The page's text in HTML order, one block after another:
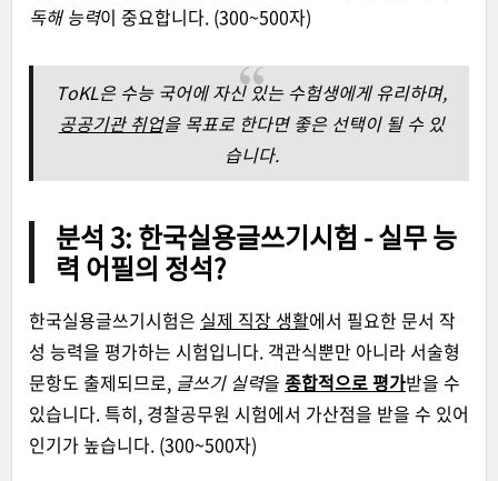
독해 능력이 중요합니다. (300~500자)
ToKL은 수능 국어에 자신 있는 수험생에게 유리하며,
공공기관 취업을 목표로 한다면 좋은 선택이 될 수 있
습니다.
분석 3: 한국실용글쓰기시험 - 실무 능
력 어필의 정석?
한국실용글쓰기시험은 실제 직장 생활에서 필요한 문서 작
성 능력을 평가하는 시험입니다. 객관식뿐만 아니라 서술형
문항도 출제되므로, 글쓰기 실력을 종합적으로 평가받을 수
있습니다. 특히, 경찰공무원 시험에서 가산점을 받을 수 있어
인기가 높습니다. (300~500자)